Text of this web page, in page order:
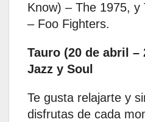
Know) – The 1975, y
– Foo Fighters.
Tauro (20 de abril –
Jazz y Soul
Te gusta relajarte y
disfrutas de cada